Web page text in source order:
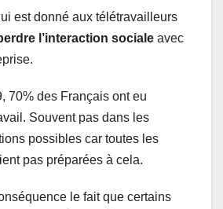
est donné aux télétravailleurs
l’interaction sociale avec
70% des Français ont eu
Souvent pas dans les
possibles car toutes les
pas préparées à cela.
le fait que certains